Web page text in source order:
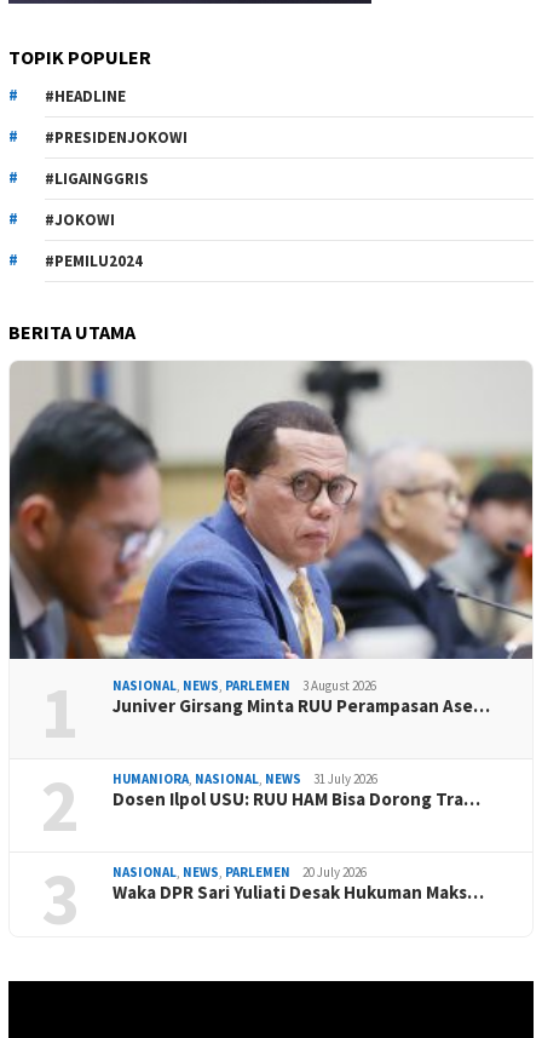
TOPIK POPULER
#HEADLINE
#PRESIDENJOKOWI
#LIGAINGGRIS
#JOKOWI
#PEMILU2024
BERITA UTAMA
1 NASIONAL, NEWS, PARLEMEN 3 August 2026
Juniver Girsang Minta RUU Perampasan Ase…
2 HUMANIORA, NASIONAL, NEWS 31 July 2026
Dosen Ilpol USU: RUU HAM Bisa Dorong Tra…
3 NASIONAL, NEWS, PARLEMEN 20 July 2026
Waka DPR Sari Yuliati Desak Hukuman Maks…